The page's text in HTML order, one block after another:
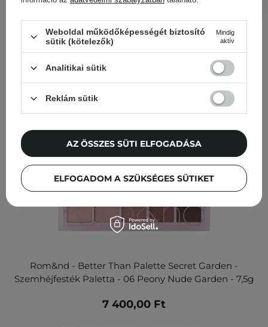
Más ügyfeleink ezeket is
nézegették
Rom&nd - Better Than Palette Secret Garden -
Szemhéjfesték Paletta - 06 Peony Nude Garden - 7,5g
7 400,00 Ft
Weboldal működőképességét biztosító
sütik (kötelezők)
Mindig
aktív
Analitikai sütik
Reklám sütik
ELFOGADOM A SZÜKSÉGES SÜTIKET
AZ ÖSSZES SÜTI ELFOGADÁSA